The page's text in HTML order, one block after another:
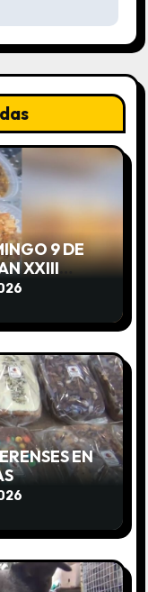
9 DE
XXIII
EN